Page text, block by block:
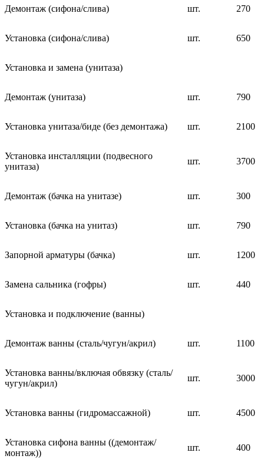
Демонтаж (сифона/слива) шт. 270
Установка (сифона/слива) шт. 650
Установка и замена (унитаза)
Демонтаж (унитаза) шт. 790
Установка унитаза/биде (без демонтажа) шт. 2100
Установка инсталляции (подвесного
унитаза)
шт. 3700
Демонтаж (бачка на унитазе) шт. 300
Установка (бачка на унитаз) шт. 790
Запорной арматуры (бачка) шт. 1200
Замена сальника (гофры) шт. 440
Установка и подключение (ванны)
Демонтаж ванны (сталь/чугун/акрил) шт. 1100
Установка ванны/включая обвязку (сталь/
чугун/акрил)
шт. 3000
Установка ванны (гидромассажной) шт. 4500
Установка сифона ванны ((демонтаж/
монтаж))
шт. 400